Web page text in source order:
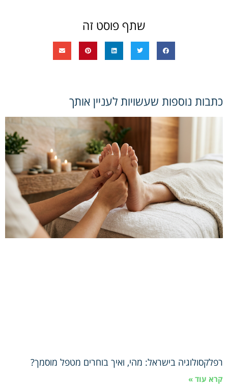
שתף פוסט זה
כתבות נוספות שעשויות לעניין אותך
רפלקסולוגיה בישראל: מהי, ואיך בוחרים מטפל מוסמך?
קרא עוד »